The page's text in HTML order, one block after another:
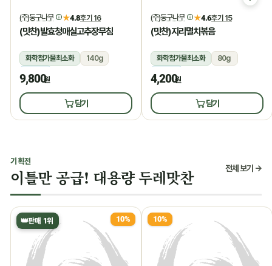
(주)둥구나무 ★4.8후기 16
(맛찬)발효청매실고추장무침
화학첨가물최소화
140g
냉장
9,800원
담기
(주)둥구나무 ★4.6후기 15
(맛찬)지리멸치볶음
화학첨가물최소화
80g
냉장
4,200원
담기
기획전
이틀만 공급! 대용량 두레맛찬 전체 보기 →
👑판매 1위 10% 10%